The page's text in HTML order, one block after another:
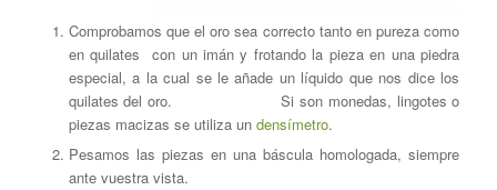
Comprobamos que el oro sea correcto tanto en pureza como
en quilates con un imán y frotando la pieza en una piedra
especial, a la cual se le añade un líquido que nos dice los
quilates del oro. Si son monedas, lingotes o
piezas macizas se utiliza un densímetro.
Pesamos las piezas en una báscula homologada, siempre
ante vuestra vista.